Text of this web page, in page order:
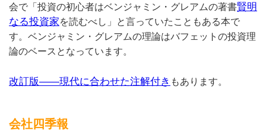
会で「投資の初心者はベンジャミン・グレアムの著書賢明
なる投資家を読むべし」と言っていたこともある本で
す。ベンジャミン・グレアムの理論はバフェットの投資理
論のベースとなっています。
改訂版——現代に合わせた注解付き もあります。
会社四季報